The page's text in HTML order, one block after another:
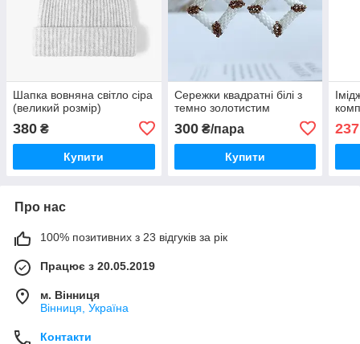
Шапка вовняна світло сіра
(великий розмір)
380 ₴
Купити
Сережки квадратні білі з
темно золотистим
300₴/пара
Купити
Про нас
100% позитивних з 23 відгуків за рік
Працює з 20.05.2019
м. Вінниця
Вінниця, Україна
Контакти